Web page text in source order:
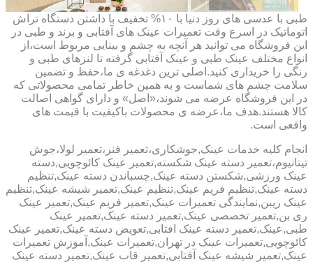
طبی با عدسی های روز دنیا با ۱۰% تخفیف با داشتن دستگاه تراش
اتوماتیک در اسرع وقت تعمیرات عینک های آفتابی و برند و طبی در
این فروشگاه می توانید هر آنچه به چشم و بینایی مربوط است،از
انواع مختلف عینک طبی و عینک آفتابی گرفته تا لنزهای طبی و
رنگی را خریداری کنید.اصلی ترین دغدغه ی ما،حفظ و تضمین
سلامت چشم های شماست و به همین خاطر تمامی محصولاتی که
در این فروشگاه عرضه می شوند،«اصل» و دارای گواهی اصالت
کالا هستند.هدف ما،عرضه ی محصولات باکیفیت با قیمت های
واقعی است.
انجام کلیه خدمات عینک,جوشکاری،تعمیر فنر،تعمیر لولا،جوش
تیتانیوم،تعمیر دسته عینک شکسته,تعمیر عینک کائوچویی,دسته
عینک ورزشی,شکستن دسته عینک,چسباندن دسته عینک,تنظیم
دسته عینک,تنظیم فریم عینک,تنظیم عینک,تعمیر شیشه عینک,تنظیم
عینک ریبن,نمایندگی تعمیرات عینک,تعمیر فریم عینک,تعمیر عینک
ری بن,تعمیر تخصصی عینک,تعمیر دسته عینک,تعمیر عینک
طبی,عینک,تعمیر دسته عینک افتابی,تعویض دسته عینک,تعمیر عینک
کائوچویی,تعمیرات عینک در تهران,تعمیرات عینک,آموزش تعمیرات
عینک,تعمیر شیشه عینک آفتابی,تعمیر قاب عینک,تعمیر دسته عینک